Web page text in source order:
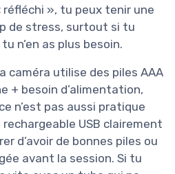
réfléchi », tu peux tenir une
de stress, surtout si tu
n’en as plus besoin.
caméra utilise des piles AAA
+ besoin d’alimentation,
n’est pas aussi pratique
USB clairement
d’avoir de bonnes piles ou
avant la session. Si tu